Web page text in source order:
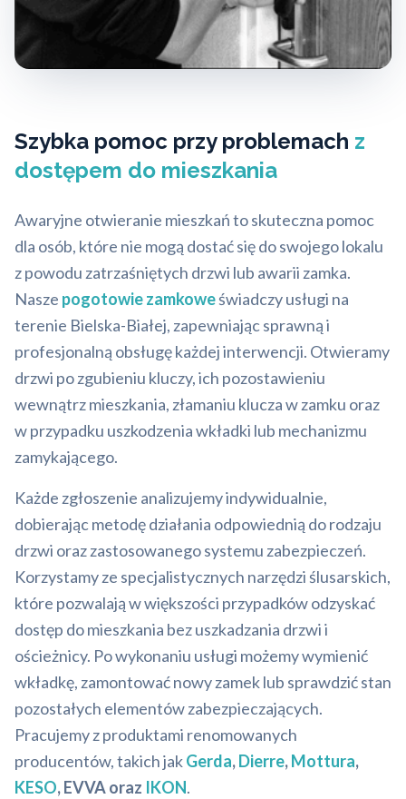
Szybka pomoc przy problemach z
dostępem do mieszkania
Awaryjne otwieranie mieszkań to skuteczna pomoc
dla osób, które nie mogą dostać się do swojego lokalu
z powodu zatrzaśniętych drzwi lub awarii zamka.
Nasze pogotowie zamkoweświadczy usługi na
terenie Bielska-Białej, zapewniając sprawną i
profesjonalną obsługę każdej interwencji. Otwieramy
drzwi po zgubieniu kluczy, ich pozostawieniu
wewnątrz mieszkania, złamaniu klucza w zamku oraz
w przypadku uszkodzenia wkładki lub mechanizmu
zamykającego.
Każde zgłoszenie analizujemy indywidualnie,
dobierając metodę działania odpowiednią do rodzaju
drzwi oraz zastosowanego systemu zabezpieczeń.
Korzystamy ze specjalistycznych narzędzi ślusarskich,
które pozwalają w większości przypadków odzyskać
dostęp do mieszkania bez uszkadzania drzwi i
ościeżnicy. Po wykonaniu usługi możemy wymienić
wkładkę, zamontować nowy zamek lub sprawdzić stan
pozostałych elementów zabezpieczających.
Pracujemy z produktami renomowanych
producentów, takich jakGerda,Dierre,Mottura,
KESO, EVVA oraz IKON.